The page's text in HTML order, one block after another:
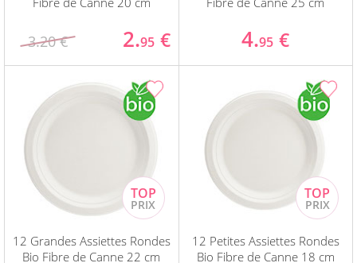
3.20 € 2.95 € 4.95 €
12 Grandes Assiettes Rondes
Bio Fibre de Canne 22 cm
12 Petites Assiettes Rondes
Bio Fibre de Canne 18 cm